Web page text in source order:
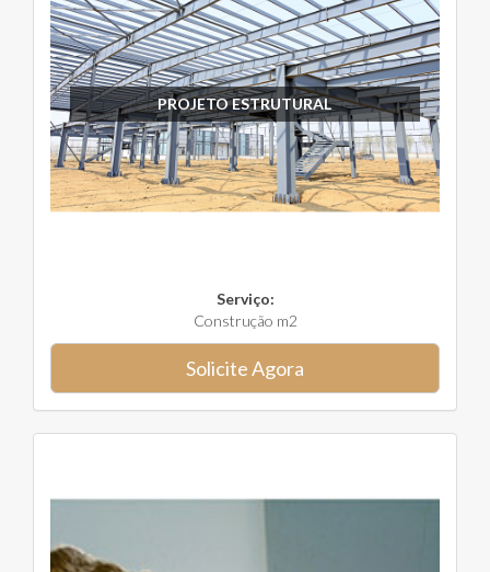
PROJETO ESTRUTURAL
Serviço:
Construção m2
Solicite Agora